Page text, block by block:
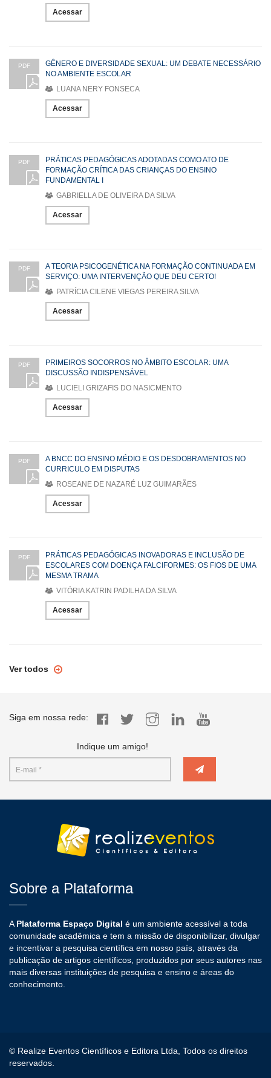
Acessar
PDF
GÊNERO E DIVERSIDADE SEXUAL: UM DEBATE NECESSÁRIO
NO AMBIENTE ESCOLAR
LUANA NERY FONSECA
Acessar
PDF
PRÁTICAS PEDAGÓGICAS ADOTADAS COMO ATO DE
FORMAÇÃO CRÍTICA DAS CRIANÇAS DO ENSINO
FUNDAMENTAL I
GABRIELLA DE OLIVEIRA DA SILVA
Acessar
PDF
A TEORIA PSICOGENÉTICA NA FORMAÇÃO CONTINUADA EM
SERVIÇO: UMA INTERVENÇÃO QUE DEU CERTO!
PATRÍCIA CILENE VIEGAS PEREIRA SILVA
Acessar
PDF
PRIMEIROS SOCORROS NO ÂMBITO ESCOLAR: UMA
DISCUSSÃO INDISPENSÁVEL
LUCIELI GRIZAFIS DO NASICMENTO
Acessar
PDF
A BNCC DO ENSINO MÉDIO E OS DESDOBRAMENTOS NO
CURRICULO EM DISPUTAS
ROSEANE DE NAZARÉ LUZ GUIMARÃES
Acessar
PDF
PRÁTICAS PEDAGÓGICAS INOVADORAS E INCLUSÃO DE
ESCOLARES COM DOENÇA FALCIFORMES: OS FIOS DE UMA
MESMA TRAMA
VITÓRIA KATRIN PADILHA DA SILVA
Acessar
Ver todos
Siga em nossa rede:
Indique um amigo!
Sobre a Plataforma
APlataforma Espaço Digital é um ambiente acessível a toda
comunidade acadêmica e tem a missão de disponibilizar, divulgar
e incentivar a pesquisa científica em nosso país, através da
publicação de artigos científicos, produzidos por seus autores nas
mais diversas instituições de pesquisa e ensino e áreas do
conhecimento.
© Realize Eventos Científicos e Editora Ltda, Todos os direitos
reservados.